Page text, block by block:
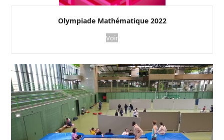
Olympiade Mathématique 2022
Voir